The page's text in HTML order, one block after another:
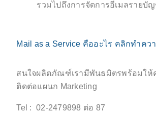
รวมไปถึงการจัดการอีเมลรายบั
Mail as a Service คืออะไร คลิกทำคว
สนใจผลิตภัณฑ์เรามีพันธมิตรพร้อมให้
ติดต่อแผนก Marketing
Tel : 02-2479898 ต่อ 87